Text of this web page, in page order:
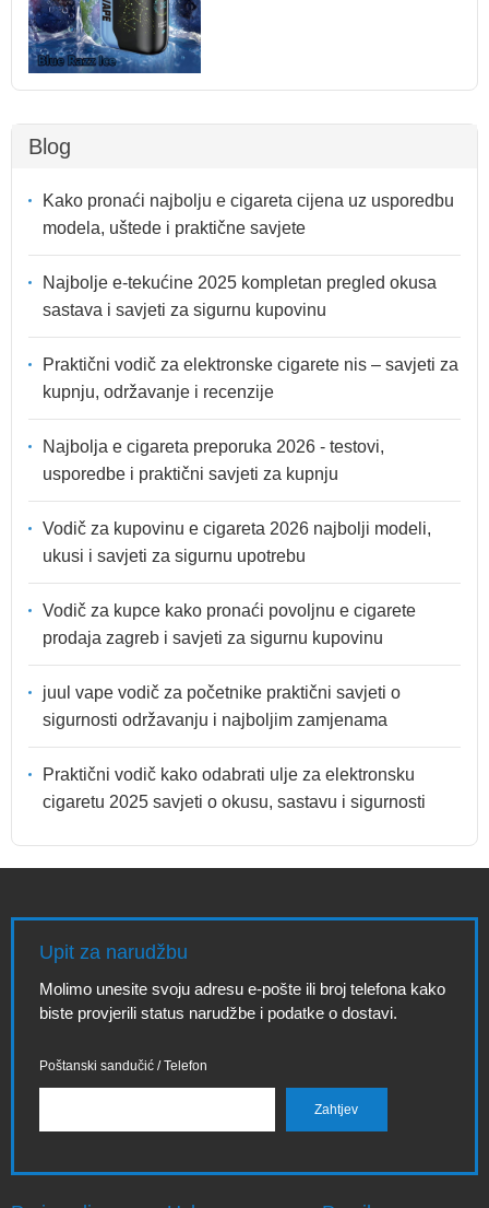
Blog
Kako pronaći najbolju e cigareta cijena uz usporedbu
modela, uštede i praktične savjete
Najbolje e-tekućine 2025 kompletan pregled okusa
sastava i savjeti za sigurnu kupovinu
Praktični vodič za elektronske cigarete nis – savjeti za
kupnju, održavanje i recenzije
Najbolja e cigareta preporuka 2026 - testovi,
usporedbe i praktični savjeti za kupnju
Vodič za kupovinu e cigareta 2026 najbolji modeli,
ukusi i savjeti za sigurnu upotrebu
Vodič za kupce kako pronaći povoljnu e cigarete
prodaja zagreb i savjeti za sigurnu kupovinu
juul vape vodič za početnike praktični savjeti o
sigurnosti održavanju i najboljim zamjenama
Praktični vodič kako odabrati ulje za elektronsku
cigaretu 2025 savjeti o okusu, sastavu i sigurnosti
Upit za narudžbu
Molimo unesite svoju adresu e-pošte ili broj telefona kako
biste provjerili status narudžbe i podatke o dostavi.
Poštanski sandučić / Telefon